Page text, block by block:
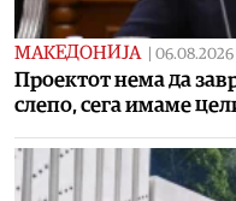
МАКЕДОНИЈА | 06.08.2026
Проектот нема да
слепо, сега имаме